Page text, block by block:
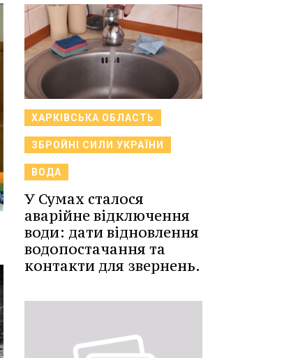
ХАРКІВСЬКА ОБЛАСТЬ
ЗБРОЙНІ СИЛИ УКРАЇНИ
ВОДА
У Сумах сталося
аварійне відключення
води: дати відновлення
водопостачання та
контакти для звернень.